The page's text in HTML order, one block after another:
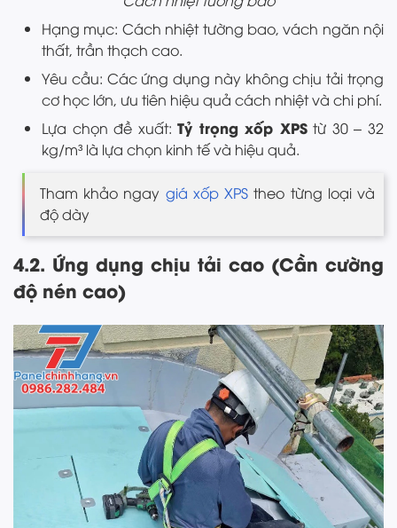
Hạng mục: Cách nhiệt tường bao, vách ngăn nội
thất, trần thạch cao.
Yêu cầu: Các ứng dụng này không chịu tải trọng
cơ học lớn, ưu tiên hiệu quả cách nhiệt và chi phí.
Lựa chọn đề xuất:Tỷ trọng xốp XPStừ 30 – 32
kg/m³ là lựa chọn kinh tế và hiệu quả.
Tham khảo ngay giá xốp XPS theo từng loại và
độ dày
4.2. Ứng dụng chịu tải cao (Cần cường
độ nén cao)